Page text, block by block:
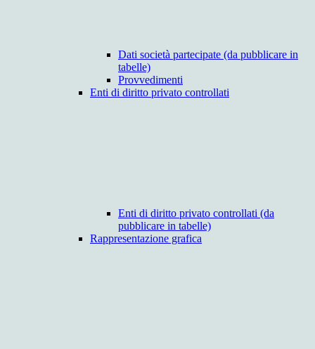
Dati società partecipate (da pubblicare in
tabelle)
Provvedimenti
Enti di diritto privato controllati
Enti di diritto privato controllati (da
pubblicare in tabelle)
Rappresentazione grafica